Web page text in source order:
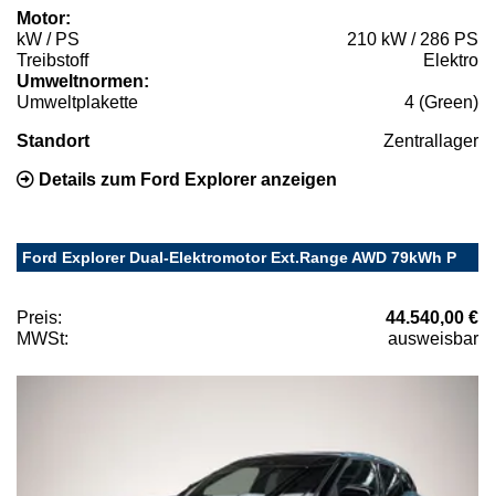
Motor:
kW / PS
210 kW / 286 PS
Treibstoff
Elektro
Umweltnormen:
Umweltplakette
4 (Green)
Standort Zentrallager
Details zum Ford Explorer anzeigen
Ford Explorer Dual-Elektromotor Ext.Range AWD 79kWh P
Preis:
44.540,00 €
MWSt:
ausweisbar